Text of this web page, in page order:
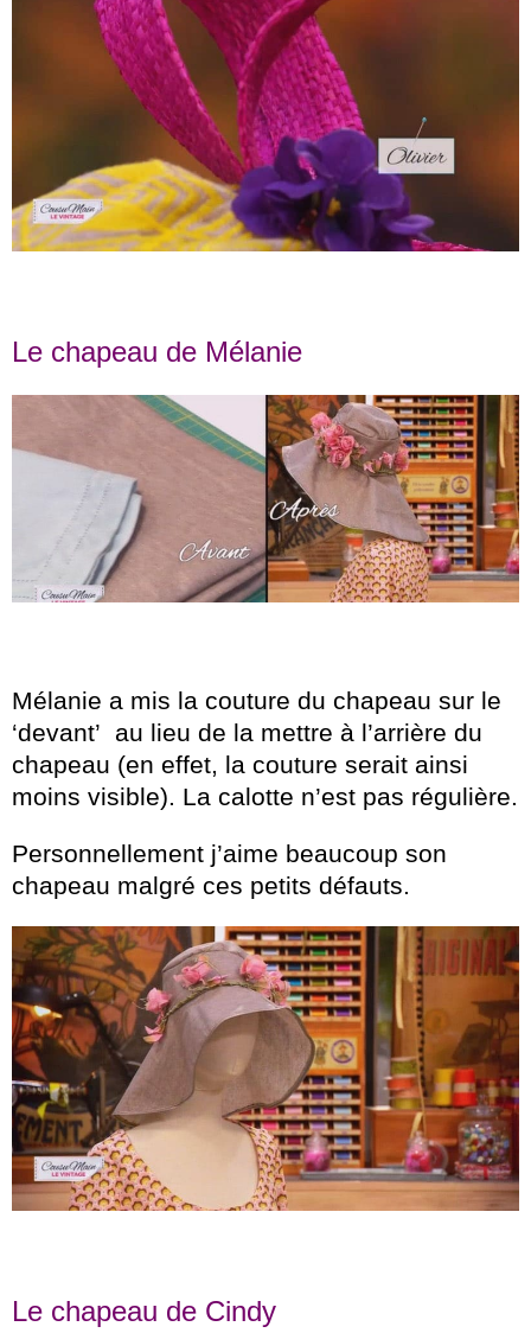
Le chapeau de Mélanie
Mélanie a mis la couture du chapeau sur le
‘devant’ au lieu de la mettre à l’arrière du
chapeau (en effet, la couture serait ainsi
moins visible). La calotte n’est pas régulière.
Personnellement j’aime beaucoup son
chapeau malgré ces petits défauts.
Le chapeau de Cindy